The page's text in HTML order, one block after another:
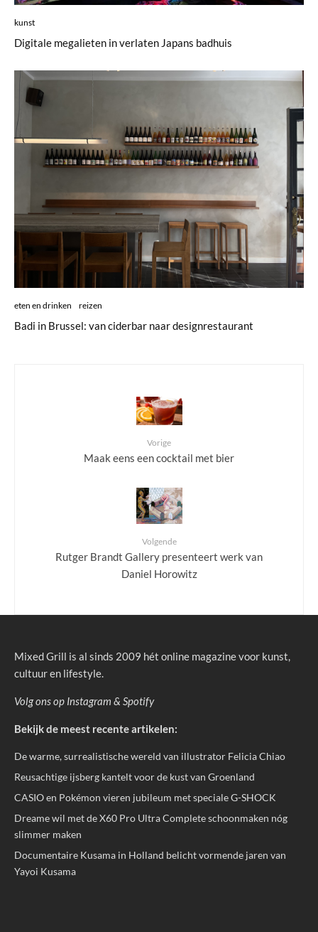
kunst
Digitale megalieten in verlaten Japans badhuis
eten en drinken reizen
Badi in Brussel: van ciderbar naar designrestaurant
Vorige
Maak eens een cocktail met bier
Volgende
Rutger Brandt Gallery presenteert werk van
Daniel Horowitz
Mixed Grill is al sinds 2009 hét online magazine voor kunst,
cultuur en lifestyle.
Volg ons op Instagram & Spotify
Bekijk de meest recente artikelen:
De warme, surrealistische wereld van illustrator Felicia Chiao
Reusachtige ijsberg kantelt voor de kust van Groenland
CASIO en Pokémon vieren jubileum met speciale G-SHOCK
Dreame wil met de X60 Pro Ultra Complete schoonmaken nóg
slimmer maken
Documentaire Kusama in Holland belicht vormende jaren van
Yayoi Kusama